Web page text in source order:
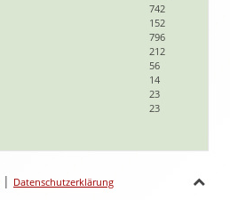
742
152
796
212
56
14
23
23
| Datenschutzerklärung